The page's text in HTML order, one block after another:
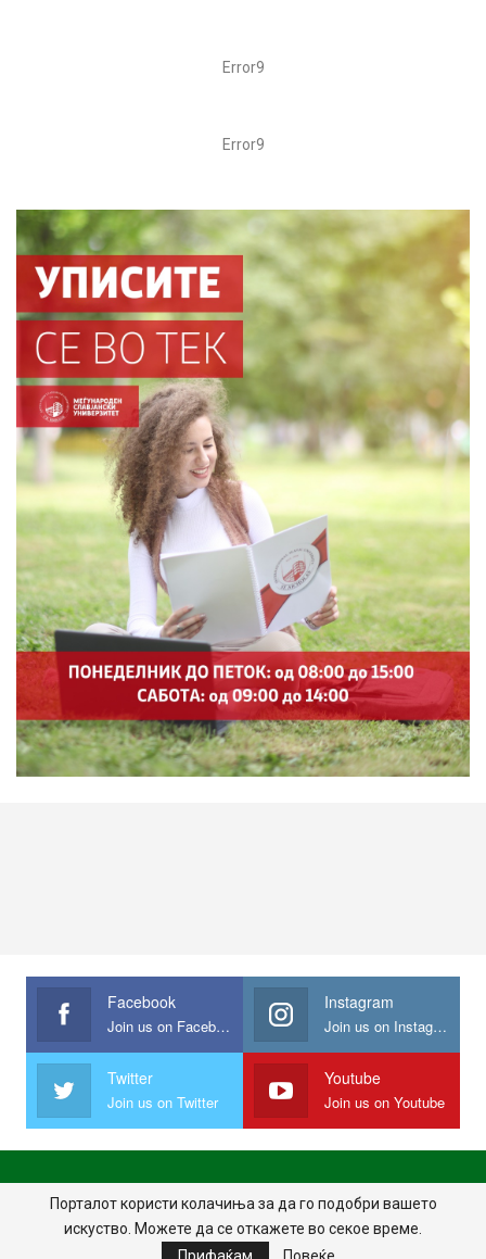
Error9
Error9
Facebook
Join us on Facebook
Instagram
Join us on Instagram
Twitter
Join us on Twitter
Youtube
Join us on Youtube
ПОЧЕТНА ПОЛИТИКА НА ПРИВАТНОСТ
ИМПРЕСУМ
ПРАВИЛА НА КОРИСТЕЊЕ
Порталот користи колачиња за да го подобри вашето
искуство. Можете да се откажете во секое време.